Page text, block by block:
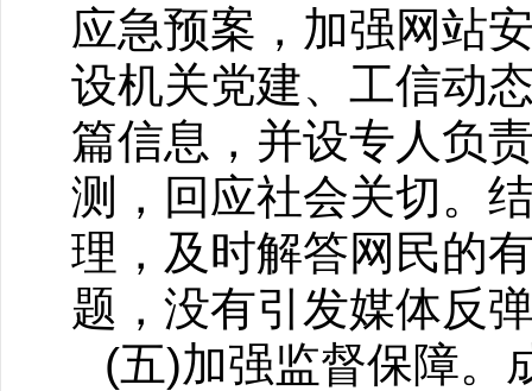
应急预案，加强网站
设机关党建、工信动
篇信息，并设专人负
测，回应社会关切。
理，及时解答网民的
题，没有引发媒体反
(五)加强监督保障。